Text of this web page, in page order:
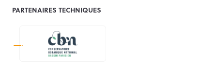
PARTENAIRES TECHNIQUES